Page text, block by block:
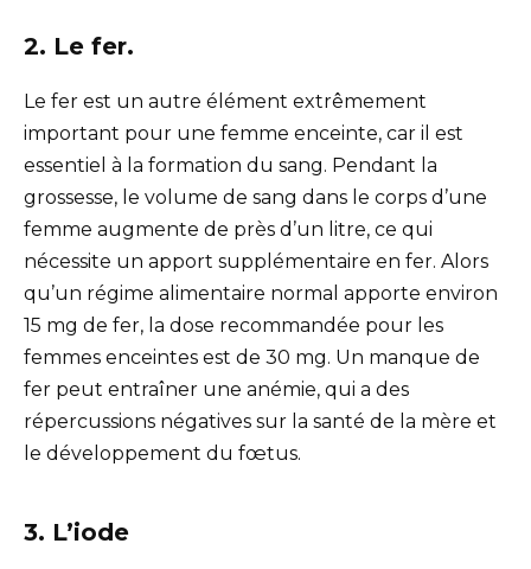
2. Le fer.
Le fer est un autre élément extrêmement
important pour une femme enceinte, car il est
essentiel à la formation du sang. Pendant la
grossesse, le volume de sang dans le corps d’une
femme augmente de près d’un litre, ce qui
nécessite un apport supplémentaire en fer. Alors
qu’un régime alimentaire normal apporte environ
15 mg de fer, la dose recommandée pour les
femmes enceintes est de 30 mg. Un manque de
fer peut entraîner une anémie, qui a des
répercussions négatives sur la santé de la mère et
le développement du fœtus.
3. L’iode